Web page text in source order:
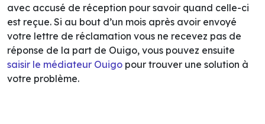
avec accusé de réception pour savoir quand celle-ci
est reçue. Si au bout d’un mois après avoir envoyé
votre lettre de réclamation vous ne recevez pas de
réponse de la part de Ouigo, vous pouvez ensuite
saisir le médiateur Ouigo pour trouver une solution à
votre problème.